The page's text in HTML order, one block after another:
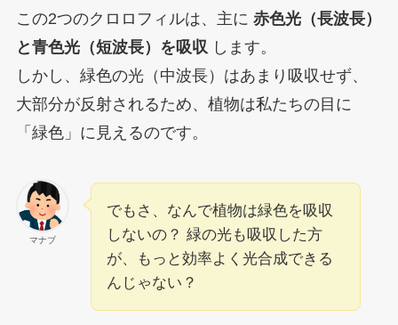
この2つのクロロフィルは、主に 赤色光（長波長）
と青色光（短波長）を吸収 します。
しかし、緑色の光（中波長）はあまり吸収せず、
大部分が反射されるため、植物は私たちの目に
「緑色」に見えるのです。
マナブ
でもさ、なんで植物は緑色を吸収
しないの？ 緑の光も吸収した方
が、もっと効率よく光合成できる
んじゃない？